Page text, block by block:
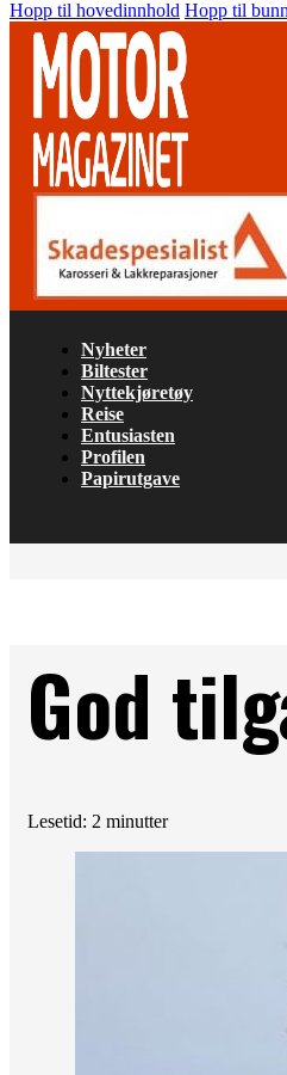
Hopp til hovedinnhold Hopp til
Nyheter
Biltester
Nyttekjøretøy
Reise
Entusiasten
Profilen
Papirutgave
God
Lesetid: 2 minutter